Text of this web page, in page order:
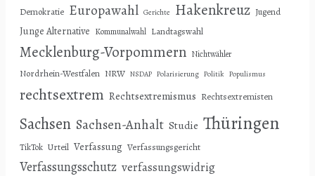
Demokratie Europawahl Gerichte Hakenkreuz Jugend
Junge Alternative Kommunalwahl Landtagswahl
Mecklenburg-Vorpommern Nichtwähler
Nordrhein-Westfalen NRW NSDAP Polarisierung Politik Populismus
rechtsextrem Rechtsextremismus Rechtsextremisten
Sachsen Sachsen-Anhalt Studie Thüringen
TikTok Urteil Verfassung Verfassungsgericht
Verfassungsschutz verfassungswidrig